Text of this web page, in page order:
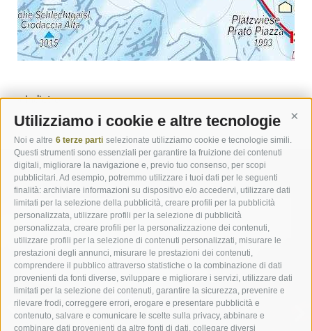
Utilizziamo i cookie e altre tecnologie
Noi e altre 6 terze parti selezionate utilizziamo cookie e tecnologie simili.
Questi strumenti sono essenziali per garantire la fruizione dei contenuti
digitali, migliorare la navigazione e, previo tuo consenso, per scopi
pubblicitari. Ad esempio, potremmo utilizzare i tuoi dati per le seguenti
finalità: archiviare informazioni su dispositivo e/o accedervi, utilizzare dati
limitati per la selezione della pubblicità, creare profili per la pubblicità
personalizzata, utilizzare profili per la selezione di pubblicità
personalizzata, creare profili per la personalizzazione dei contenuti,
utilizzare profili per la selezione di contenuti personalizzati, misurare le
prestazioni degli annunci, misurare le prestazioni dei contenuti,
comprendere il pubblico attraverso statistiche o la combinazione di dati
provenienti da fonti diverse, sviluppare e migliorare i servizi, utilizzare dati
limitati per la selezione dei contenuti, garantire la sicurezza, prevenire e
rilevare frodi, correggere errori, erogare e presentare pubblicità e
contenuto, salvare e comunicare le scelte sulla privacy, abbinare e
combinare dati provenienti da altre fonti di dati, collegare diversi
« Indietro
CAMERE E SUITE
CAMERE